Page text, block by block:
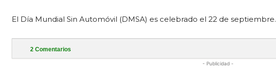
El Día Mundial Sin Automóvil (DMSA) es celebrado el 22 de septiembre.
2 Comentarios
- Publicidad -